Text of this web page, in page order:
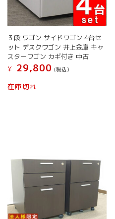
３段 ワゴン サイドワゴン 4台セ
ット デスクワゴン 井上金庫 キャ
スターワゴン カギ付き 中古
¥
29,800 (税込）
在庫切れ